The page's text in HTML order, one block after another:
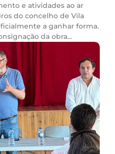
e atividades ao ar
do concelho de Vila
a ganhar forma.
da obra...